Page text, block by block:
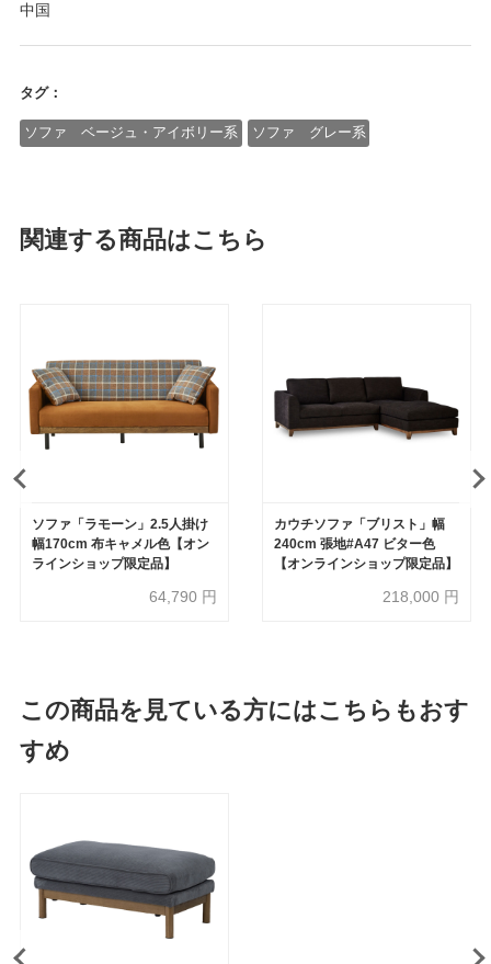
中国
タグ：
ソファ ベージュ・アイボリー系 ソファ グレー系
関連する商品はこちら
ソファ「ラモーン」2.5人掛け
幅170cm 布キャメル色【オン
ラインショップ限定品】
64,790 円
カウチソファ「ブリスト」幅
240cm 張地#A47 ビター色
【オンラインショップ限定品】
218,000 円
この商品を見ている方にはこちらもおす
すめ